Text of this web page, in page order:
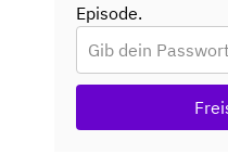
Episode.